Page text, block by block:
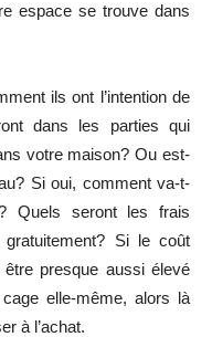
espace se trouve dans
ils ont l’intention de
dans les parties qui
votre maison? Ou est-
Si oui, comment va-t-
Quels seront les frais
gratuitement? Si le coût
presque aussi élevé
elle-même, alors là
à l’achat.